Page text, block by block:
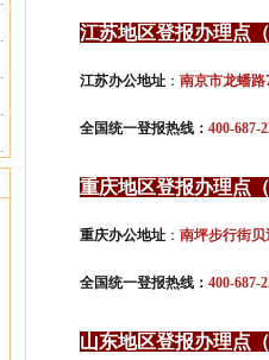
江苏地区登报办理点
江苏办公地址 ： 南京市龙蟠路
全国统一登报热线： 400-687-
重庆地区登报办理点
重庆办公地址 ： 南坪步行街
全国统一登报热线： 400-687-
山东地区登报办理点